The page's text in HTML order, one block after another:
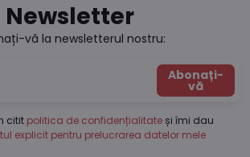
Newsletter
vă la newsletterul nostru:
Abonați-
vă
citit politica de confidențialitate și îmi dau
explicit pentru prelucrarea datelor mele